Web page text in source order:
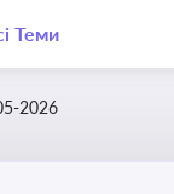
Теми
2026